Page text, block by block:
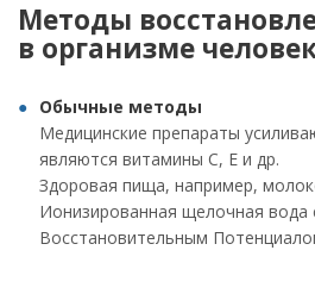
Методы
в организме
Обычные методы
Медицинские препараты
являются витамины С, Е и др.
Здоровая пища, например,
Ионизированная щелочная вода
Восстановительным